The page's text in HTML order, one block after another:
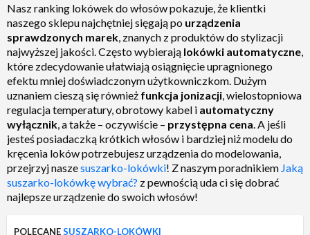
Nasz ranking lokówek do włosów pokazuje, że klientki
naszego sklepu najchętniej sięgają po urządzenia
sprawdzonych marek, znanych z produktów do stylizacji
najwyższej jakości. Często wybierają lokówki automatyczne,
które zdecydowanie ułatwiają osiągnięcie upragnionego
efektu mniej doświadczonym użytkowniczkom. Dużym
uznaniem cieszą się również funkcja jonizacji, wielostopniowa
regulacja temperatury, obrotowy kabel i automatyczny
wyłącznik, a także – oczywiście – przystępna cena. A jeśli
jesteś posiadaczką krótkich włosów i bardziej niż modelu do
kręcenia loków potrzebujesz urządzenia do modelowania,
przejrzyj naszesuszarko-lokówki! Z naszym poradnikiem Jaką
suszarko-lokówkę wybrać? z pewnością uda ci się dobrać
najlepsze urządzenie do swoich włosów!
POLECANESUSZARKO-LOKÓWKI